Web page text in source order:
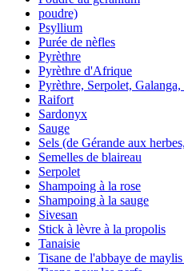
poudre)
Psyllium
Purée de nèfles
Pyrèthre
Pyrèthre d'Afrique
Pyrèthre, Serpolet,
Raifort
Sardonyx
Sauge
Sels (de Gérande aux
Semelles de blaireau
Serpolet
Shampoing à la rose
Shampoing à la sauge
Sivesan
Stick à lèvre à la propolis
Tanaisie
Tisane de l'abbaye de